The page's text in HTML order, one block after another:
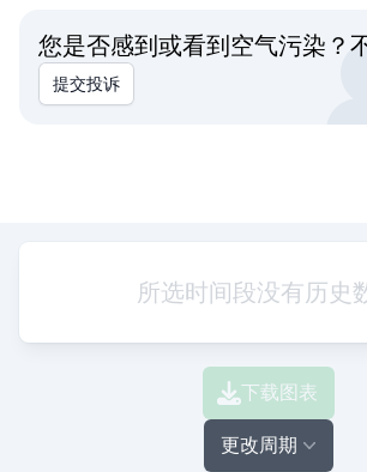
您是否感到或看到空气污染？
提交投诉
所选时间段没有历史
下载图表
更改周期